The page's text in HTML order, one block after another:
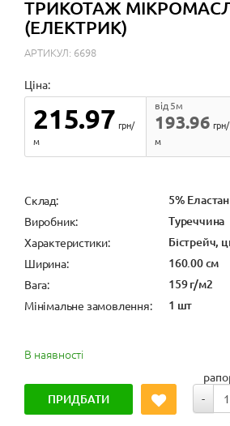
ТРИКОТАЖ
(ЕЛЕКТРИК)
АРТИКУЛ: 6698
Ціна:
215.97 грн/
м
193.96
від 5м
грн/
м
Cклад: 5%
Виробник: Туреччина
Характеристики: Бістрейч,
Ширина: 160.00 см
Вага: 159 г/м2
Мінімальне замовлення: 1 шт
В наявності
ПРИДБАТИ
-